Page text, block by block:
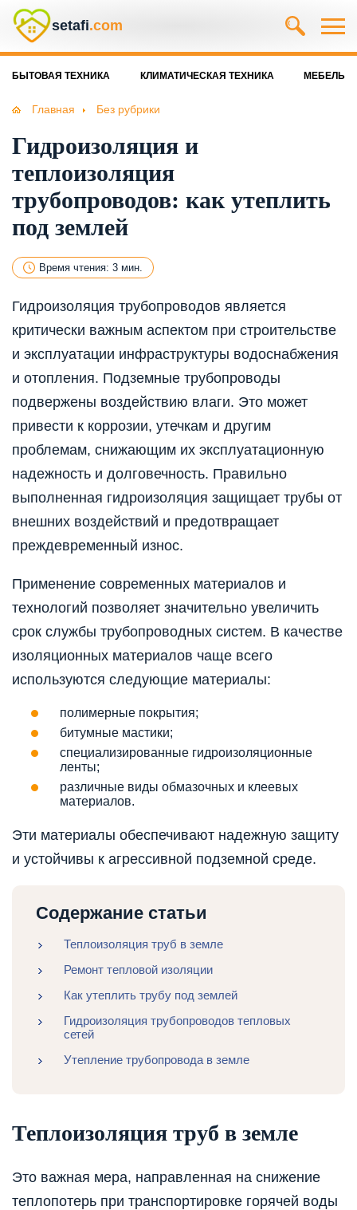
setafi.com
БЫТОВАЯ ТЕХНИКА КЛИМАТИЧЕСКАЯ ТЕХНИКА МЕБЕЛЬ
Главная Без рубрики
Гидроизоляция и
теплоизоляция
трубопроводов: как утеплить
под землей
Время чтения: 3 мин.
Гидроизоляция трубопроводов является
критически важным аспектом при строительстве
и эксплуатации инфраструктуры водоснабжения
и отопления. Подземные трубопроводы
подвержены воздействию влаги. Это может
привести к коррозии, утечкам и другим
проблемам, снижающим их эксплуатационную
надежность и долговечность. Правильно
выполненная гидроизоляция защищает трубы от
внешних воздействий и предотвращает
преждевременный износ.
Применение современных материалов и
технологий позволяет значительно увеличить
срок службы трубопроводных систем. В качестве
изоляционных материалов чаще всего
используются следующие материалы:
полимерные покрытия;
битумные мастики;
специализированные гидроизоляционные
ленты;
различные виды обмазочных и клеевых
материалов.
Эти материалы обеспечивают надежную защиту
и устойчивы к агрессивной подземной среде.
Содержание статьи
Теплоизоляция труб в земле
Ремонт тепловой изоляции
Как утеплить трубу под землей
Гидроизоляция трубопроводов тепловых
сетей
Утепление трубопровода в земле
Теплоизоляция труб в земле
Это важная мера, направленная на снижение
теплопотерь при транспортировке горячей воды